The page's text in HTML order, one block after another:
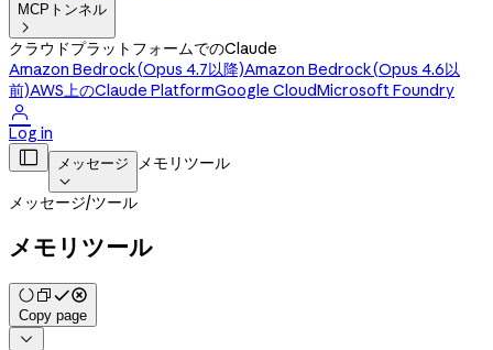
MCPトンネル

クラウドプラットフォームでのClaude
Amazon Bedrock(Opus 4.7以降)Amazon Bedrock(Opus 4.6以
前)AWS上のClaude PlatformGoogle CloudMicrosoft Foundry

Log in
 メッセージ

メモリツール
メッセージ/ツール
メモリツール
Copy page
